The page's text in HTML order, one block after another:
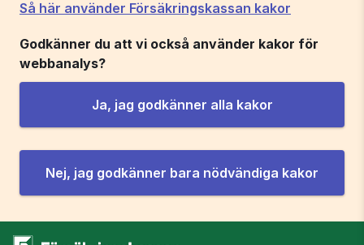
Så här använder Försäkringskassan kakor
Godkänner du att vi också använder kakor för
webbanalys?
Ja, jag godkänner alla kakor
Nej, jag godkänner bara nödvändiga kakor